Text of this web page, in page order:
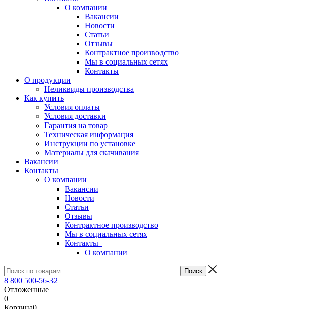
О компании
Вакансии
Новости
Статьи
Отзывы
Контрактное производство
Мы в социальных сетях
Контакты
О продукции
Неликвиды производства
Как купить
Условия оплаты
Условия доставки
Гарантия на товар
Техническая информация
Инструкции по установке
Материалы для скачивания
Вакансии
Контакты
О компании
Вакансии
Новости
Статьи
Отзывы
Контрактное производство
Мы в социальных сетях
Контакты
О компании
8 800 500-56-32
Отложенные
0